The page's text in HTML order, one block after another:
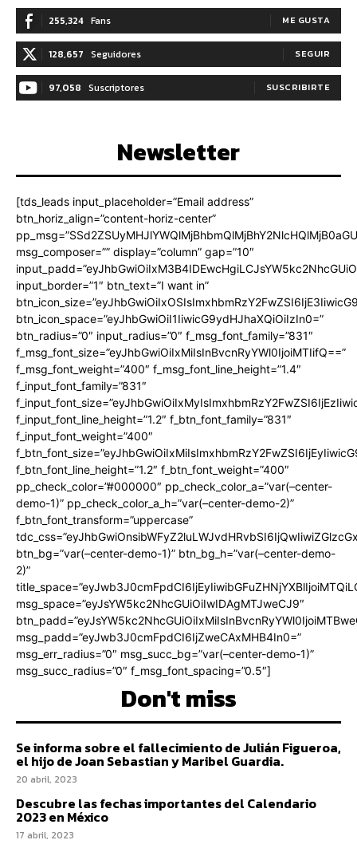
255,324 Fans ME GUSTA
128,657 Seguidores SEGUIR
97,058 Suscriptores SUSCRIBIRTE
Newsletter
[tds_leads input_placeholder=”Email address”
btn_horiz_align=”content-horiz-center”
msg_composer=”” display=”column” gap=”10″
input_border=”1″ btn_text=”I want in”
btn_icon_space=”eyJhbGwiOiI1IiwicG9ydHJhaXQiOiIzIn0=”
btn_radius=”0″ input_radius=”0″ f_msg_font_family=”831″
f_msg_font_size=”eyJhbGwiOiIxMiIsInBvcnRyYWl0IjoiMTIifQ==”
f_msg_font_weight=”400″ f_msg_font_line_height=”1.4″
f_input_font_family=”831″
f_input_font_line_height=”1.2″ f_btn_font_family=”831″
f_input_font_weight=”400″
f_btn_font_line_height=”1.2″ f_btn_font_weight=”400″
pp_check_color=”#000000″ pp_check_color_a=”var(–center-
demo-1)” pp_check_color_a_h=”var(–center-demo-2)”
f_btn_font_transform=”uppercase”
btn_bg=”var(–center-demo-1)” btn_bg_h=”var(–center-demo-
2)”
msg_space=”eyJsYW5kc2NhcGUiOiIwIDAgMTJweCJ9″
msg_padd=”eyJwb3J0cmFpdCI6IjZweCAxMHB4In0=”
msg_err_radius=”0″ msg_succ_bg=”var(–center-demo-1)”
msg_succ_radius=”0″ f_msg_font_spacing=”0.5″]
Don't miss
Se informa sobre el fallecimiento de Julián Figueroa,
el hijo de Joan Sebastian y Maribel Guardia.
20 abril, 2023
Descubre las fechas importantes del Calendario
2023 en México
17 abril, 2023